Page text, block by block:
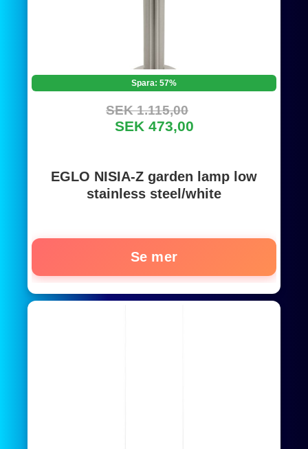
Spara: 57%
SEK 1.115,00
SEK 473,00
EGLO NISIA-Z garden lamp low
stainless steel/white
Se mer